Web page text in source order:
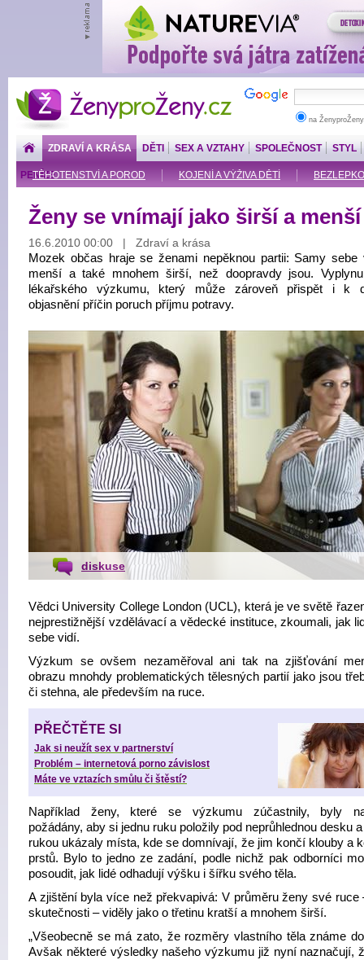
ŽenyproŽeny.cz
na
ZDRAVÍ A KRÁSA
TĚHOTENSTVÍ A POROD KOJENÍ A VÝŽIVA DĚTÍ
DĚTI SEX A VZTAHY SPOLEČNOST STYL
PENÍZE
Ženy se vnímají jako širší a menší
16.6.2010 00:00 | Zdraví a krása
Mozek občas hraje se ženami nepěknou partii: Samy sebe
menší a také mnohem širší, než doopravdy jsou.
lékařského výzkumu, který může zároveň přispět i k
objasnění příčin poruch příjmu potravy.
diskuse
Vědci University College London (UCL), která je ve světě
nejprestižnější vzdělávací a vědecké instituce, zkoumali, jak
sebe vidí.
Výzkum se ovšem nezaměřoval ani tak na zjišťování
obrazu mnohdy problematických tělesných partií jako jsou
či stehna, ale především na ruce.
PŘEČTĚTE SI
Jak si neužít sex v partnerství
Problém – internetová porno závislost
Máte ve vztazích smůlu či štěstí?
Například ženy, které se výzkumu zúčastnily, byly
požádány, aby si jednu ruku položily pod neprůhlednou desku
rukou ukázaly místa, kde se domnívají, že jim končí klouby a
prstů. Bylo to jedno ze zadání, podle nichž pak odborníci
posoudit, jak lidé odhadují výšku i šířku svého těla.
A zjištění byla více než překvapivá: V průměru ženy své ruce
skutečnosti – viděly jako o třetinu kratší a mnohem širší.
„Všeobecně se má zato, že rozměry vlastního těla známe
Avšak některé výsledky našeho výzkumu již nyní naznačují,